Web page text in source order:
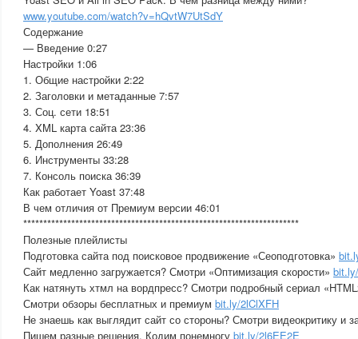
www.youtube.com/watch?v=hQvtW7UtSdY
Содержание
— Введение 0:27
Настройки 1:06
1. Общие настройки 2:22
2. Заголовки и метаданные 7:57
3. Соц. сети 18:51
4. XML карта сайта 23:36
5. Дополнения 26:49
6. Инструменты 33:28
7. Консоль поиска 36:39
Как работает Yoast 37:48
В чем отличия от Премиум версии 46:01
*********************************************************************
Полезные плейлисты
Подготовка сайта под поисковое продвижение «Сеоподготовка»
Сайт медленно загружается? Смотри «Оптимизация скорости»
Как натянуть хтмл на вордпресс? Смотри подробный сериал
Смотри обзоры бесплатных и премиум bit.ly/2lClXFH
Не знаешь как выглядит сайт со стороны? Смотри видеокритику и
Пишем разные решения. Кодим понемногу bit.ly/2l6EE2E